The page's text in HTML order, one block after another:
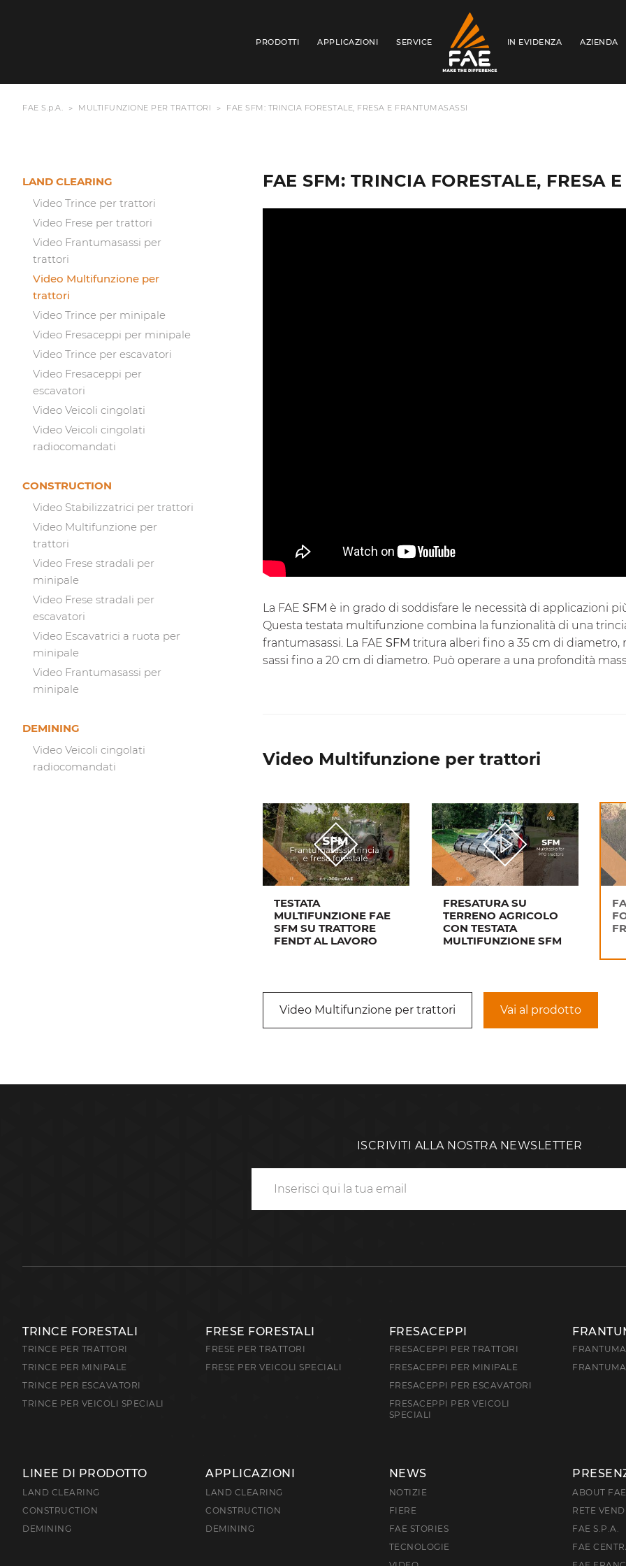
PRODOTTI APPLICAZIONI SERVICE IN EVIDENZA AZIENDA
FAE S.p.A. MULTIFUNZIONE PER TRATTORI FAE SFM: TRINCIA FORESTALE, FRESA E FRANTUMASASSI
LAND CLEARING
Video Trince per trattori
Video Frese per trattori
Video Frantumasassi per
trattori
Video Multifunzione per
trattori
Video Trince per minipale
Video Fresaceppi per minipale
Video Trince per escavatori
Video Fresaceppi per
escavatori
Video Veicoli cingolati
Video Veicoli cingolati
radiocomandati
CONSTRUCTION
Video Stabilizzatrici per trattori
Video Multifunzione per
trattori
Video Frese stradali per
minipale
Video Frese stradali per
escavatori
Video Escavatrici a ruota per
minipale
Video Frantumasassi per
minipale
DEMINING
Video Veicoli cingolati
radiocomandati
FAE SFM: TRINCIA FORESTALE, FRESA
La FAE SFM è in grado di soddisfare le necessità di applicazioni
Questa testata multifunzione combina la funzionalità di una
frantumasassi. La FAE SFM tritura alberi fino a 35 cm di
sassi fino a 20 cm di diametro. Può operare a una profondità
Video Multifunzione per trattori
TESTATA
MULTIFUNZIONE FAE
SFM SU TRATTORE
FENDT AL LAVORO
FRESATURA SU
TERRENO AGRICOLO
CON TESTATA
MULTIFUNZIONE SFM
Video Multifunzione per trattori Vai al prodotto
ISCRIVITI ALLA NOSTRA NEWSLETTER
TRINCE FORESTALI
TRINCE PER TRATTORI
TRINCE PER MINIPALE
TRINCE PER ESCAVATORI
TRINCE PER VEICOLI SPECIALI
FRESE FORESTALI
FRESE PER TRATTORI
FRESE PER VEICOLI SPECIALI
FRESACEPPI
FRESACEPPI PER TRATTORI
FRESACEPPI PER MINIPALE
FRESACEPPI PER ESCAVATORI
FRESACEPPI PER VEICOLI
SPECIALI
LINEE DI PRODOTTO
LAND CLEARING
CONSTRUCTION
DEMINING
APPLICAZIONI
LAND CLEARING
CONSTRUCTION
DEMINING
NEWS
NOTIZIE
FIERE
FAE STORIES
TECNOLOGIE
ABOUT FAE
RETE
FAE S.P.A.
FAE